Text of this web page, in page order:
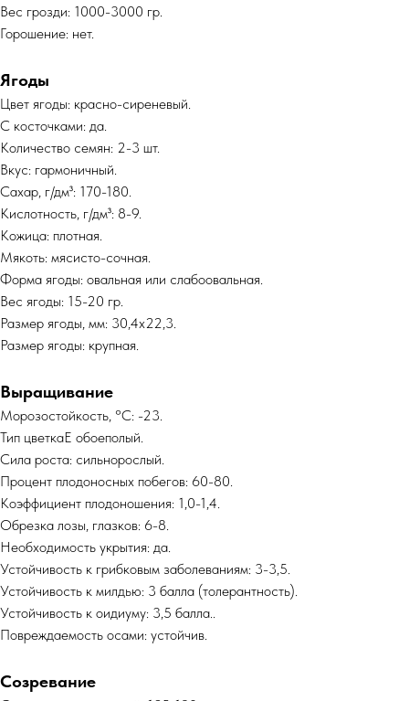
Вес грозди: 1000-3000 гр.
Горошение: нет.
Ягоды
Цвет ягоды: красно-сиреневый.
С косточками: да.
Количество семян: 2-3 шт.
Вкус: гармоничный.
Сахар, г/дм³: 170-180.
Кислотность, г/дм³: 8-9.
Кожица: плотная.
Мякоть: мясисто-сочная.
Форма ягоды: овальная или слабоовальная.
Вес ягоды: 15-20 гр.
Размер ягоды, мм: 30,4x22,3.
Размер ягоды: крупная.
Выращивание
Морозостойкость, °C: -23.
Тип цветкаЕ обоеполый.
Сила роста: сильнорослый.
Процент плодоносных побегов: 60-80.
Коэффициент плодоношения: 1,0-1,4.
Обрезка лозы, глазков: 6-8.
Необходимость укрытия: да.
Устойчивость к грибковым заболеваниям: 3-3,5.
Устойчивость к милдью: 3 балла (толерантность).
Устойчивость к оидиуму: 3,5 балла..
Повреждаемость осами: устойчив.
Созревание